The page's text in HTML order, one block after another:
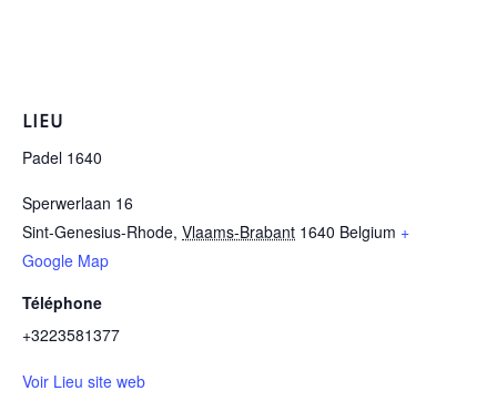
LIEU
Padel 1640
Sperwerlaan 16
Sint-Genesius-Rhode, Vlaams-Brabant 1640 Belgium +
Google Map
Téléphone
+3223581377
Voir Lieu site web